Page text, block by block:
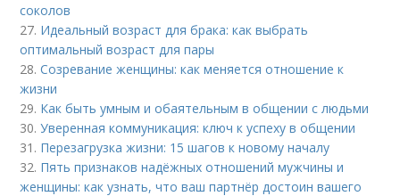
соколов
27. Идеальный возраст для брака: как выбрать
оптимальный возраст для пары
28.Созревание женщины: как меняется отношение к
жизни
29. Как быть умным и обаятельным в общении с людьми
30.Уверенная коммуникация: ключ к успеху в общении
31. Перезагрузка жизни: 15 шагов к новому началу
32. Пять признаков надёжных отношений мужчины и
женщины: как узнать, что ваш партнёр достоин вашего